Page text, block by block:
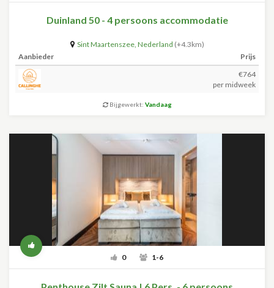
Duinland 50 - 4 persoons accommodatie
Sint Maartenszee, Nederland (+4.3km)
Aanbieder
Prijs
€764
per midweek
Bijgewerkt: Vandaag
0 1-6